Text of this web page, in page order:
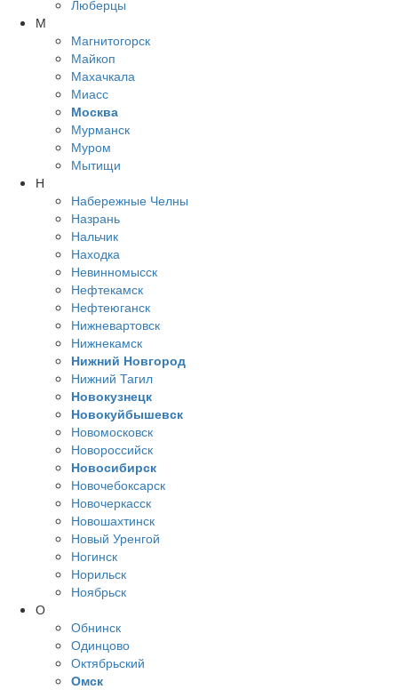
Люберцы
М
Магнитогорск
Майкоп
Махачкала
Миасс
Москва
Мурманск
Муром
Мытищи
Н
Набережные Челны
Назрань
Нальчик
Находка
Невинномысск
Нефтекамск
Нефтеюганск
Нижневартовск
Нижнекамск
Нижний Новгород
Нижний Тагил
Новокузнецк
Новокуйбышевск
Новомосковск
Новороссийск
Новосибирск
Новочебоксарск
Новочеркасск
Новошахтинск
Новый Уренгой
Ногинск
Норильск
Ноябрьск
О
Обнинск
Одинцово
Октябрьский
Омск